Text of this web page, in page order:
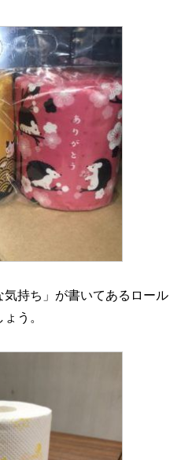
気持ち」が書いてあるロール
う。